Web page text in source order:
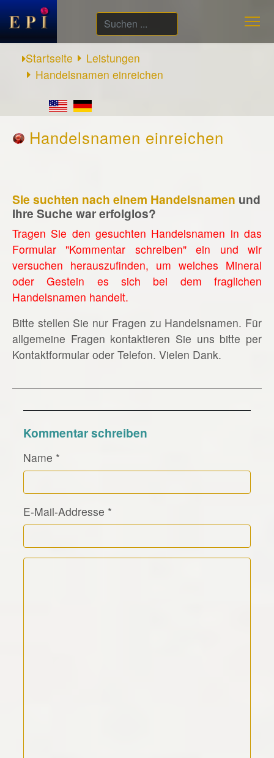
Suchen
...
Startseite
Leistungen
Handelsnamen einreichen
Handelsnamen einreichen
Sie suchten nach einem Handelsnamen und
Ihre Suche war erfolglos?
Tragen Sie den gesuchten Handelsnamen in das
Formular "Kommentar schreiben" ein und wir
versuchen herauszufinden, um welches Mineral
oder Gestein es sich bei dem fraglichen
Handelsnamen handelt.
Bitte stellen Sie nur Fragen zu Handelsnamen. Für
allgemeine Fragen kontaktieren Sie uns bitte per
Kontaktformular oder Telefon. Vielen Dank.
Kommentar schreiben
Name *
E-Mail-Addresse *
Kommentar Text